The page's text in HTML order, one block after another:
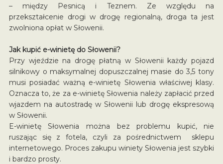
– między Pesnicą i Teznem. Ze względu na
przekształcenie drogi w drogę regionalną, droga ta jest
zwolniona opłat w Słowenii.
Jak kupić e-winietę do Słowenii?
Przy wjeździe na drogę płatną w Słowenii każdy pojazd
silnikowy o maksymalnej dopuszczalnej masie do 3,5 tony
musi posiadać ważną e-winietę Słowenia właściwej klasy.
Oznacza to, że za e-winietę Słowenia należy zapłacić przed
wjazdem na autostradę w Słowenii lub drogę ekspresową
w Słowenii.
E-winietę Słowenia można bez problemu kupić, nie
ruszając się z fotela, czyli za pośrednictwem sklepu
internetowego. Proces zakupu winiety Słowenia jest szybki
i bardzo prosty.